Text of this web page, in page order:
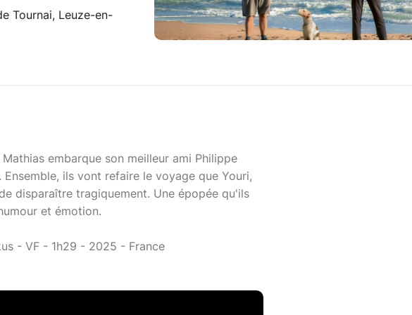
Tournai, Leuze-en-
embarque son meilleur ami Philippe
ils vont refaire le voyage que Youri,
disparaître tragiquement. Une épopée qu'ils
et émotion.
- VF - 1h29 - 2025 - France